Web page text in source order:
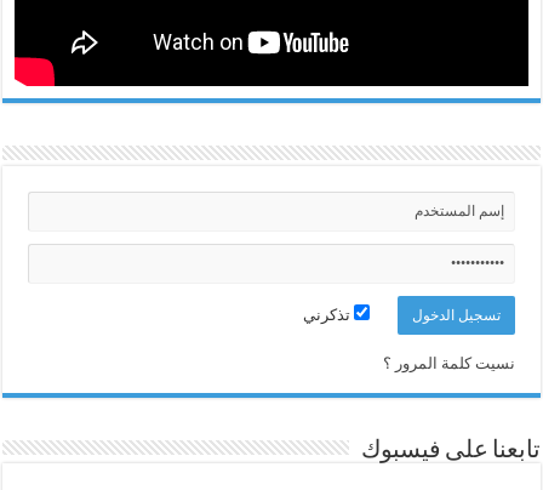
تذكرني
نسيت كلمة المرور ؟
تابعنا على فيسبوك